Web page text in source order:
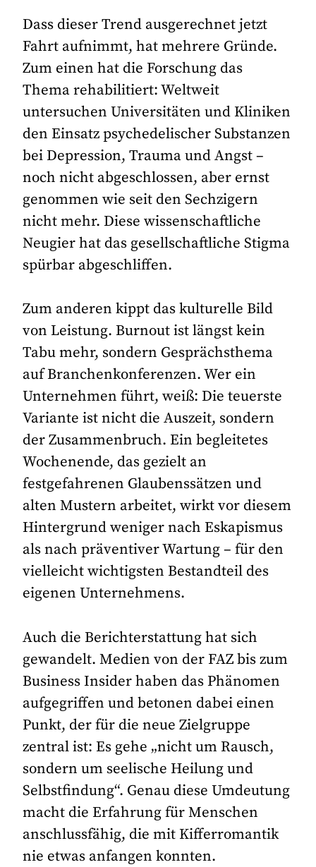
Dass dieser Trend ausgerechnet jetzt
Fahrt aufnimmt, hat mehrere Gründe.
Zum einen hat die Forschung das
Thema rehabilitiert: Weltweit
untersuchen Universitäten und Kliniken
den Einsatz psychedelischer Substanzen
bei Depression, Trauma und Angst –
noch nicht abgeschlossen, aber ernst
genommen wie seit den Sechzigern
nicht mehr. Diese wissenschaftliche
Neugier hat das gesellschaftliche Stigma
spürbar abgeschliffen.
Zum anderen kippt das kulturelle Bild
von Leistung. Burnout ist längst kein
Tabu mehr, sondern Gesprächsthema
auf Branchenkonferenzen. Wer ein
Unternehmen führt, weiß: Die teuerste
Variante ist nicht die Auszeit, sondern
der Zusammenbruch. Ein begleitetes
Wochenende, das gezielt an
festgefahrenen Glaubenssätzen und
alten Mustern arbeitet, wirkt vor diesem
Hintergrund weniger nach Eskapismus
als nach präventiver Wartung – für den
vielleicht wichtigsten Bestandteil des
eigenen Unternehmens.
Auch die Berichterstattung hat sich
gewandelt. Medien von der FAZ bis zum
Business Insider haben das Phänomen
aufgegriffen und betonen dabei einen
Punkt, der für die neue Zielgruppe
zentral ist: Es gehe „nicht um Rausch,
sondern um seelische Heilung und
Selbstfindung“. Genau diese Umdeutung
macht die Erfahrung für Menschen
anschlussfähig, die mit Kifferromantik
nie etwas anfangen konnten.